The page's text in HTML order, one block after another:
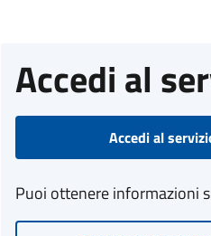
Accedi al
Accedi al
Puoi ottenere informazioni